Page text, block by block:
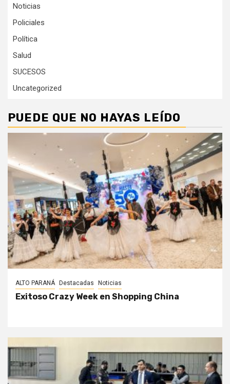
Noticias
Policiales
Política
Salud
SUCESOS
Uncategorized
PUEDE QUE NO HAYAS LEÍDO
ALTO PARANÁ Destacadas Noticias
Exitoso Crazy Week en Shopping China